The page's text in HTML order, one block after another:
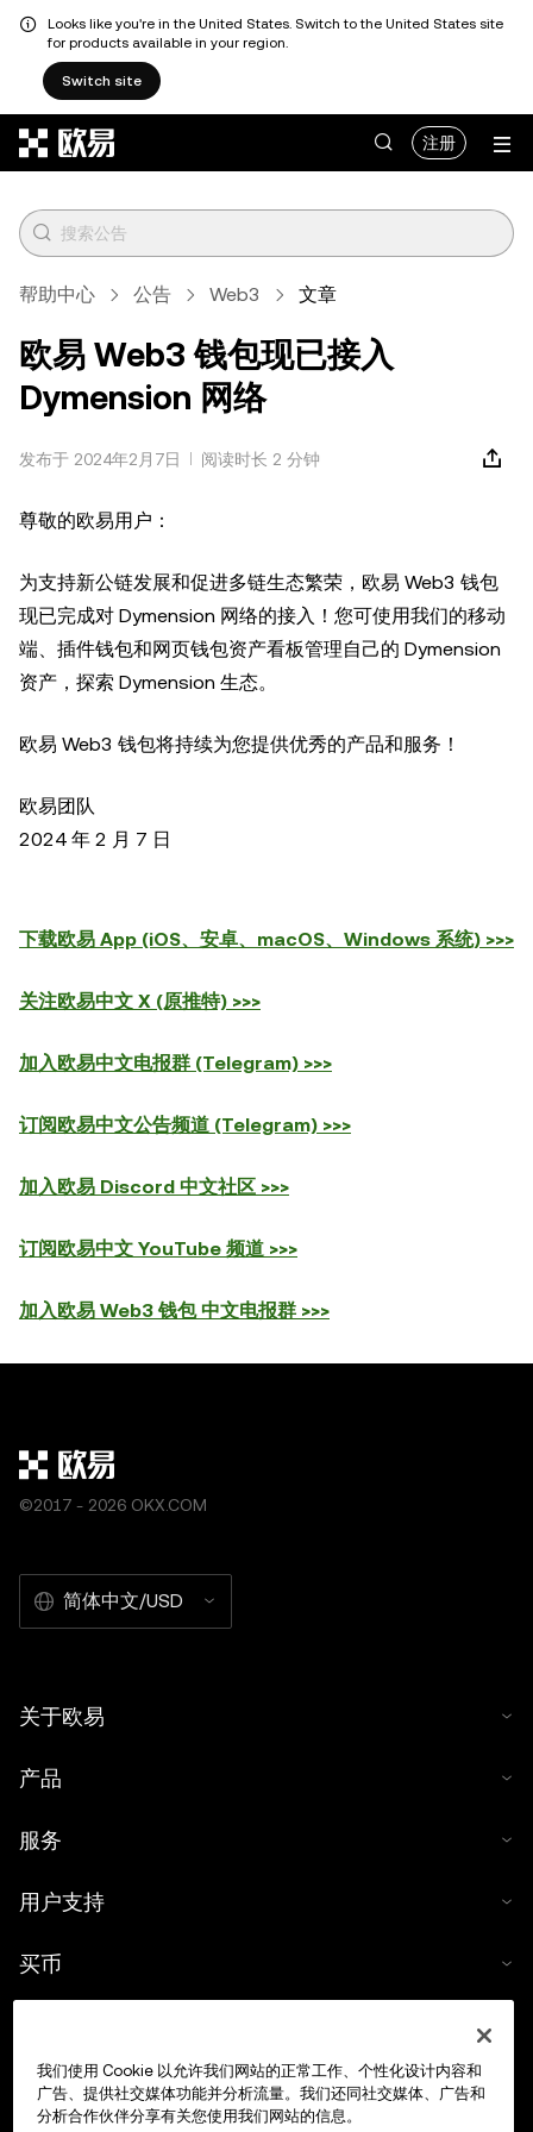
Looks like you're in the United States. Switch to the United States site
for products available in your region.
Switch site
注册
帮助中心 公告 Web3 文章
欧易 Web3 钱包现已接入
Dymension 网络
发布于 2024年2月7日 阅读时长 2 分钟
尊敬的欧易用户：
为支持新公链发展和促进多链生态繁荣，欧易 Web3 钱包
现已完成对 Dymension 网络的接入！您可使用我们的移动
端、插件钱包和网页钱包资产看板管理自己的 Dymension
资产，探索 Dymension 生态。
欧易 Web3 钱包将持续为您提供优秀的产品和服务！
欧易团队
2024 年 2 月 7 日
下载欧易 App (iOS、安卓、macOS、Windows 系统) >>>
关注欧易中文 X (原推特) >>>
加入欧易中文电报群 (Telegram) >>>
订阅欧易中文公告频道 (Telegram) >>>
加入欧易 Discord 中文社区 >>>
订阅欧易中文 YouTube 频道 >>>
加入欧易 Web3 钱包 中文电报群 >>>
©2017 - 2026 OKX.COM
简体中文/USD
关于欧易
产品
服务
用户支持
买币
交易
我们使用 Cookie 以允许我们网站的正常工作、个性化设计内容和
广告、提供社交媒体功能并分析流量。我们还同社交媒体、广告和
分析合作伙伴分享有关您使用我们网站的信息。